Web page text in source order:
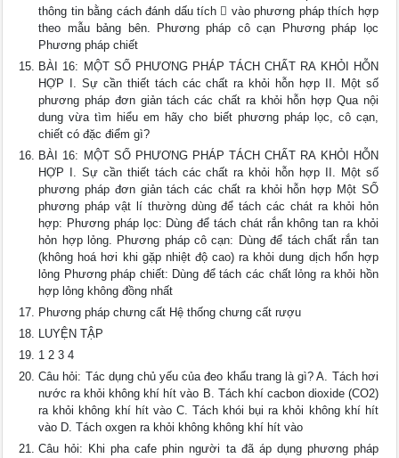
thông tin bằng cách đánh dấu tích  vào phương pháp thích hợp
theo mẫu bảng bên. Phương pháp cô cạn Phương pháp lọc
Phương pháp chiết
BÀI 16: MỘT SỐ PHƯƠNG PHÁP TÁCH CHẤT RA KHỎI HỖN
HỢP I. Sự cần thiết tách các chất ra khỏi hỗn hợp II. Một số
phương pháp đơn giản tách các chất ra khỏi hỗn hợp Qua nội
dung vừa tìm hiểu em hãy cho biết phương pháp lọc, cô cạn,
chiết có đặc điểm gì?
BÀI 16: MỘT SỐ PHƯƠNG PHÁP TÁCH CHẤT RA KHỎI HỖN
HỢP I. Sự cần thiết tách các chất ra khỏi hỗn hợp II. Một số
phương pháp đơn giản tách các chất ra khỏi hỗn hợp Một SỐ
phương pháp vật lí thường dùng để tách các chát ra khỏi hỏn
hợp: Phương pháp lọc: Dùng để tách chát rắn không tan ra khỏi
hỏn hợp lỏng. Phương pháp cô cạn: Dùng để tách chất rắn tan
(không hoá hơi khi gặp nhiệt độ cao) ra khỏi dung dịch hổn hợp
lỏng Phương pháp chiết: Dùng để tách các chất lỏng ra khỏi hồn
hợp lỏng không đồng nhất
Phương pháp chưng cất Hệ thống chưng cất rượu
LUYỆN TẬP
1 2 3 4
Câu hỏi: Tác dụng chủ yếu của đeo khẩu trang là gì? A. Tách hơi
nước ra khỏi không khí hít vào B. Tách khí cacbon dioxide (CO2)
ra khỏi không khí hít vào C. Tách khói bụi ra khỏi không khí hít
vào D. Tách oxgen ra khỏi không không khí hít vào
Câu hỏi: Khi pha cafe phin người ta đã áp dụng phương pháp